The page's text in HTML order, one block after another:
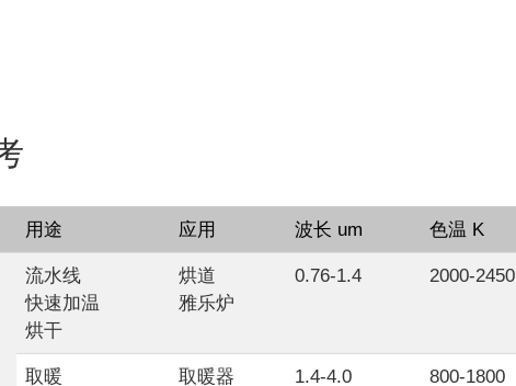
用途 应用 波长 um 色温 K
流水线
快速加温
烘干
烘道
雅乐炉
0.76-1.4 2000-2450
取暖
取暖器
1.4-4.0 800-1800